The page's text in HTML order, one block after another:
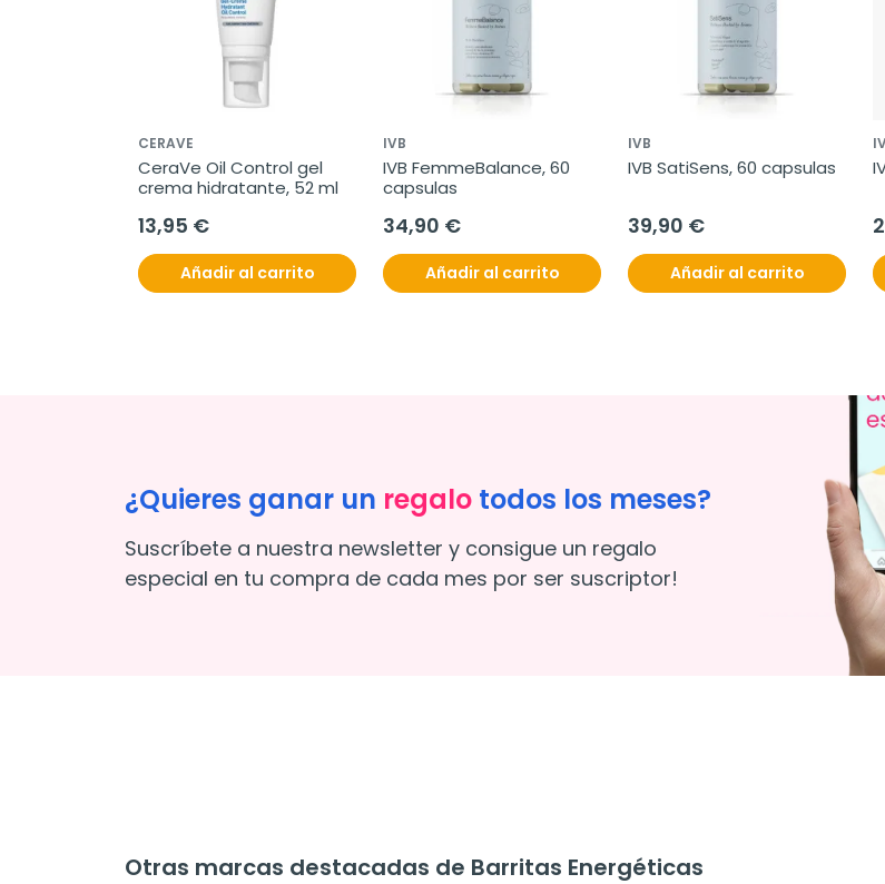
CERAVE
CeraVe Oil Control gel
crema hidratante, 52 ml
13,95 €
Añadir al carrito
IVB
IVB FemmeBalance, 60
capsulas
34,90 €
Añadir al carrito
IVB
IVB SatiSens, 60 capsulas
39,90 €
Añadir al carrito
¿Quieres ganar un regalo todos los meses?
Suscríbete a nuestra newsletter y consigue un regalo
especial en tu compra de cada mes por ser suscriptor!
Otras marcas destacadas de Barritas Energéticas